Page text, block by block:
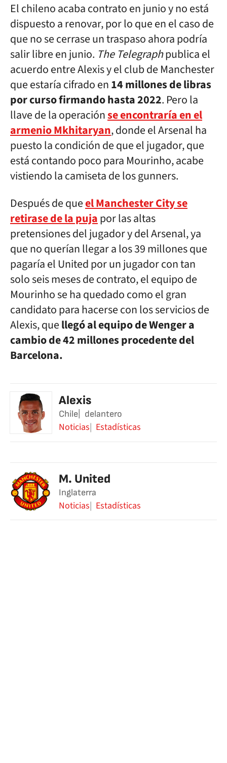
El chileno acaba contrato en junio y no está
dispuesto a renovar, por lo que en el caso de
que no se cerrase un traspaso ahora podría
salir libre en junio. The Telegraphpublica el
acuerdo entre Alexis y el club de Manchester
que estaría cifrado en14 millones de libras
por curso firmando hasta 2022. Pero la
llave de la operaciónse encontraría en el
armenio Mkhitaryan, donde el Arsenal ha
puesto la condición de que el jugador, que
está contando poco para Mourinho, acabe
vistiendo la camiseta de los gunners.
Después de queel Manchester City se
retirase de la pujapor las altas
pretensiones del jugador y del Arsenal, ya
que no querían llegar a los 39 millones que
pagaría el United por un jugador con tan
solo seis meses de contrato, el equipo de
Mourinho se ha quedado como el gran
candidato para hacerse con los servicios de
Alexis, quellegó al equipo de Wenger a
cambio de 42 millones procedente del
Barcelona.
Alexis
Chile delantero
Noticias Estadísticas
M. United
Inglaterra
Noticias Estadísticas